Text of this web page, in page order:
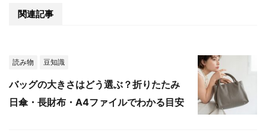
関連記事
読み物 豆知識
バッグの大きさはどう選ぶ？折りたたみ
日傘・長財布・A4ファイルでわかる目安